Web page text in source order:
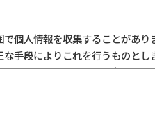
個人情報を収集することがあ
手段によりこれを行うものとし
なたについて個人を特定でき
たが個人を特定できる情報を